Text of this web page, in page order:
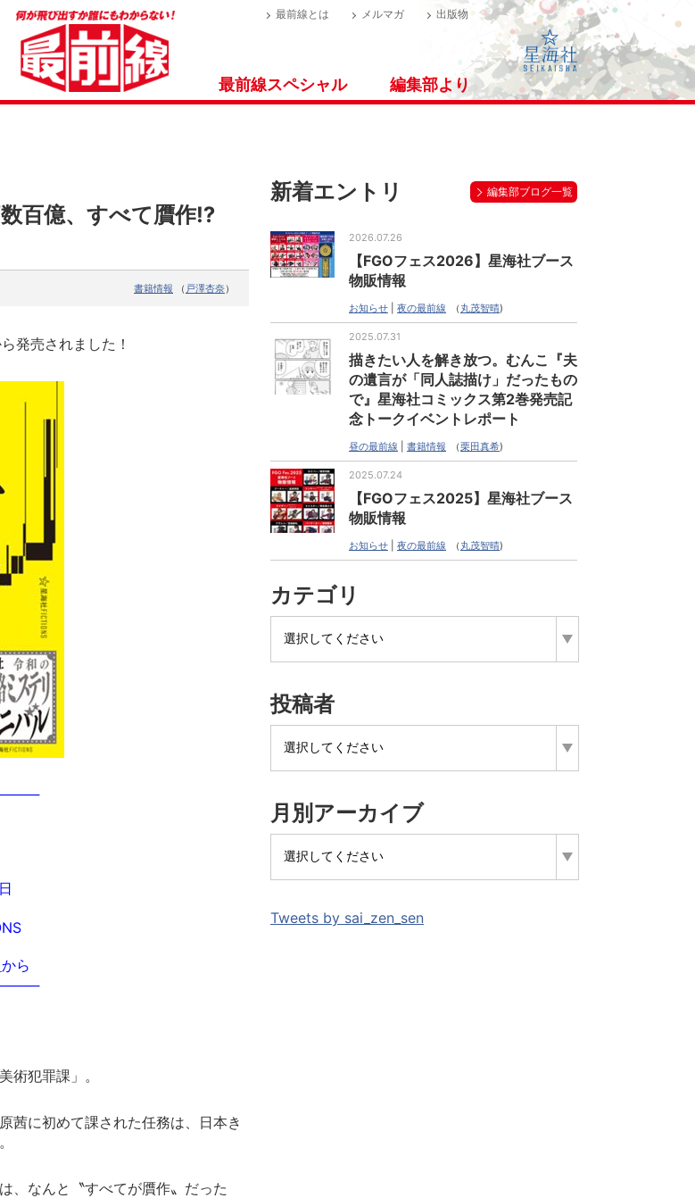
最前線スペシャル 編集部より
最前線とは メルマガ 出版物
数百億、すべて贋作⁉
書籍情報 （ 戸澤杏奈）
発売されました！
から
術犯罪課」。
茜に初めて課された任務は、日本き
、なんと〝すべてが贋作〟だった
新着エントリ 編集部ブログ一覧
2026.07.26
【FGOフェス2026】星海社ブース
物販情報
お知らせ| 夜の最前線 （ 丸茂智晴)
2025.07.31
描きたい人を解き放つ。むんこ『夫
の遺言が「同人誌描け」だったもの
で』星海社コミックス第2巻発売記
念トークイベントレポート
昼の最前線 書籍情報 （栗田真希)
2025.07.24
【FGOフェス2025】星海社ブース
物販情報
お知らせ| 夜の最前線 （ 丸茂智晴)
カテゴリ
投稿者
月別アーカイブ
Tweets by sai_zen_sen